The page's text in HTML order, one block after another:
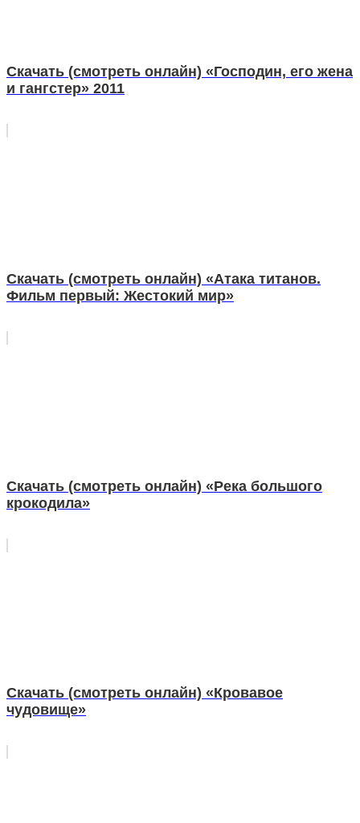
Скачать (смотреть онлайн) «Господин, его жена
и гангстер» 2011
Скачать (смотреть онлайн) «Атака титанов.
Фильм первый: Жестокий мир»
Скачать (смотреть онлайн) «Река большого
крокодила»
Скачать (смотреть онлайн) «Кровавое
чудовище»